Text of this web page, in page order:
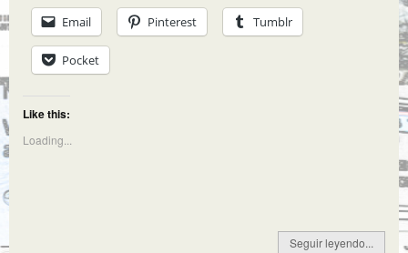
Email Pinterest Tumblr
Pocket
Like this:
Loading...
Seguir leyendo...